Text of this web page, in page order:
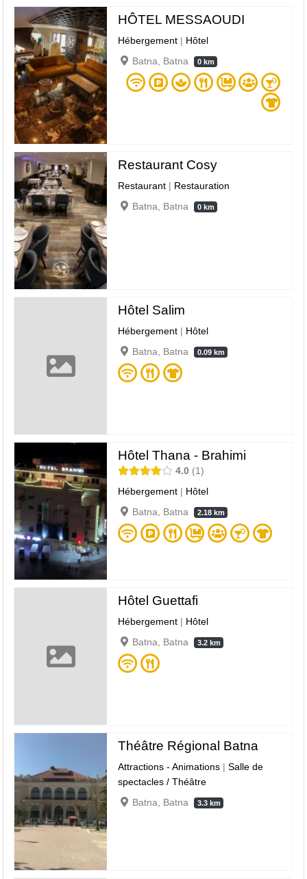
HÔTEL MESSAOUDI
Hébergement | Hôtel
Batna, Batna
0 km
Restaurant Cosy
Restaurant | Restauration
Batna, Batna
0 km
Hôtel Salim
Hébergement | Hôtel
Batna, Batna
0.09 km
Hôtel Thana - Brahimi
4.0
1
Hébergement | Hôtel
Batna, Batna
2.18 km
Hôtel Guettafi
Hébergement | Hôtel
Batna, Batna
3.2 km
Théâtre Régional Batna
Attractions - Animations |Salle de
spectacles / Théâtre
Batna, Batna
3.3 km